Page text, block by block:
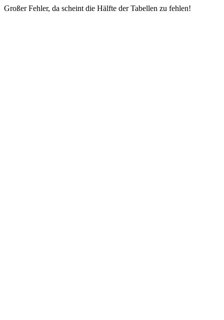
Großer Fehler, da scheint die Hälfte der Tabellen zu fehlen!